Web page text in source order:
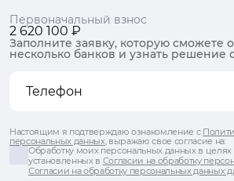
Первоначальный взнос
2 620 100 ₽
Заполните заявку, которую сможете
несколько банков и узнать решение
Настоящим я подтверждаю ознакомление с
персональных данных, выражаю свое согласие на:
Обработку моих персональных данных в целях
установленных в Согласии на обработку
Согласии на обработку персональных данных